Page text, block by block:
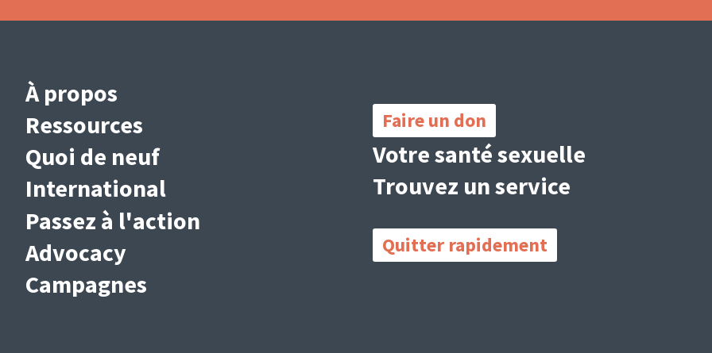
Main
navigation
(French)
À propos
Ressources
Quoi de neuf
International
Passez à l'action
Advocacy
Campagnes
Links
Faire un don
Votre santé sexuelle
Trouvez un service
Quitter rapidement